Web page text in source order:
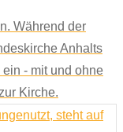
Während der
Anhalts
- mit und ohne
Kirche.